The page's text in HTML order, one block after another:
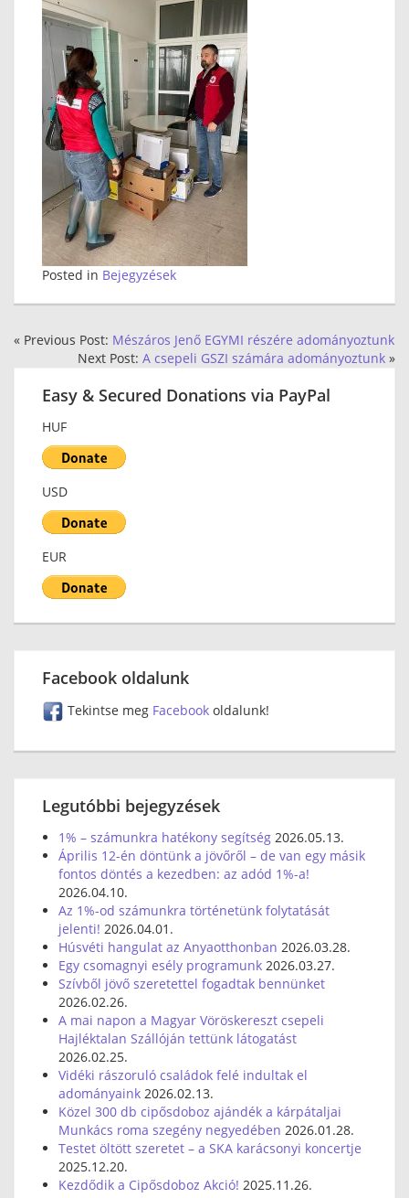
Posted in Bejegyzések
« Previous Post: Mészáros Jenő EGYMI részére adományoztunk
Next Post: A csepeli GSZI számára adományoztunk »
Easy & Secured Donations via PayPal
HUF
USD
EUR
Facebook oldalunk
Tekintse meg Facebook oldalunk!
Legutóbbi bejegyzések
1% – számunkra hatékony segítség 2026.05.13.
Április 12-én döntünk a jövőről – de van egy másik
fontos döntés a kezedben: az adód 1%-a!
2026.04.10.
Az 1%-od számunkra történetünk folytatását
jelenti! 2026.04.01.
Húsvéti hangulat az Anyaotthonban 2026.03.28.
Egy csomagnyi esély programunk 2026.03.27.
Szívből jövő szeretettel fogadtak bennünket
2026.02.26.
A mai napon a Magyar Vöröskereszt csepeli
Hajléktalan Szállóján tettünk látogatást
2026.02.25.
Vidéki rászoruló családok felé indultak el
adományaink 2026.02.13.
Közel 300 db cipősdoboz ajándék a kárpátaljai
Munkács roma szegény negyedében 2026.01.28.
Testet öltött szeretet – a SKA karácsonyi koncertje
2025.12.20.
Kezdődik a Cipősdoboz Akció! 2025.11.26.